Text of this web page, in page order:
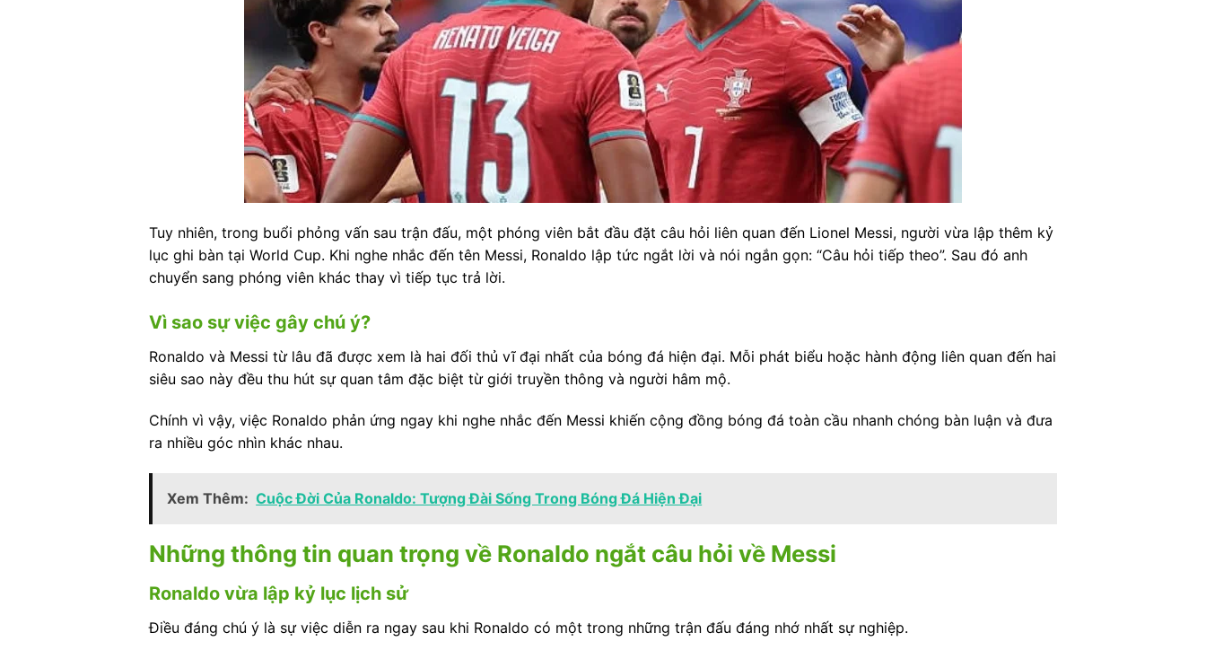
Tuy nhiên, trong buổi phỏng vấn sau trận đấu, một phóng viên bắt đầu đặt câu hỏi liên quan đến Lionel Messi, người vừa lập thêm kỷ
lục ghi bàn tại World Cup. Khi nghe nhắc đến tên Messi, Ronaldo lập tức ngắt lời và nói ngắn gọn: “Câu hỏi tiếp theo”. Sau đó anh
chuyển sang phóng viên khác thay vì tiếp tục trả lời.
Vì sao sự việc gây chú ý?
Ronaldo và Messi từ lâu đã được xem là hai đối thủ vĩ đại nhất của bóng đá hiện đại. Mỗi phát biểu hoặc hành động liên quan đến hai
siêu sao này đều thu hút sự quan tâm đặc biệt từ giới truyền thông và người hâm mộ.
Chính vì vậy, việc Ronaldo phản ứng ngay khi nghe nhắc đến Messi khiến cộng đồng bóng đá toàn cầu nhanh chóng bàn luận và đưa
ra nhiều góc nhìn khác nhau.
Xem Thêm: Cuộc Đời Của Ronaldo: Tượng Đài Sống Trong Bóng Đá Hiện Đại
Những thông tin quan trọng về Ronaldo ngắt câu hỏi về Messi
Ronaldo vừa lập kỷ lục lịch sử
Điều đáng chú ý là sự việc diễn ra ngay sau khi Ronaldo có một trong những trận đấu đáng nhớ nhất sự nghiệp.